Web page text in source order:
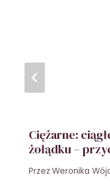
Ciężarne:
żołądku –
Przez Weronika